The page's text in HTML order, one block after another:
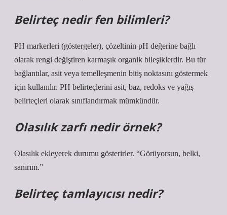
Belirteç nedir fen bilimleri?
PH markerleri (göstergeler), çözeltinin pH değerine bağlı
olarak rengi değiştiren karmaşık organik bileşiklerdir. Bu tür
bağlantılar, asit veya temelleşmenin bitiş noktasını göstermek
için kullanılır. PH belirteçlerini asit, baz, redoks ve yağış
belirteçleri olarak sınıflandırmak mümkündür.
Olasılık zarfı nedir örnek?
Olasılık ekleyerek durumu gösterirler. “Görüyorsun, belki,
sanırım.”
Belirteç tamlayıcısı nedir?